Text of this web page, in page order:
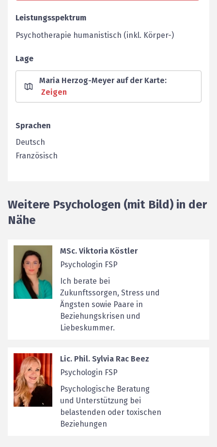
Leistungsspektrum
Psychotherapie humanistisch (inkl. Körper-)
Lage
Maria Herzog-Meyer auf der Karte:
Zeigen
Sprachen
Deutsch
Französisch
Weitere Psychologen (mit Bild) in der
Nähe
MSc. Viktoria Köstler
Psychologin FSP
Ich berate bei
Zukunftssorgen, Stress und
Ängsten sowie Paare in
Beziehungskrisen und
Liebeskummer.
Lic. Phil. Sylvia Rac Beez
Psychologin FSP
Psychologische Beratung
und Unterstützung bei
belastenden oder toxischen
Beziehungen